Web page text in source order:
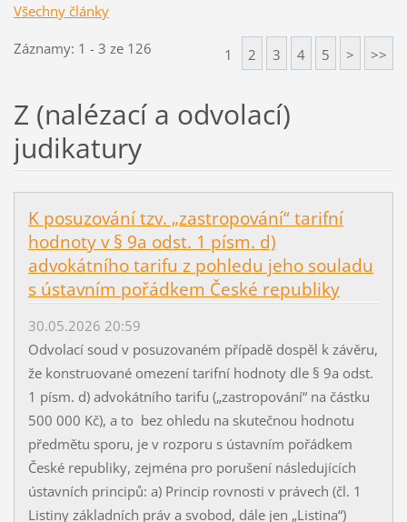
Všechny články
Záznamy: 1 - 3 ze 126 1 2 3 4 5 > >>
Z (nalézací a odvolací)
judikatury
K posuzování tzv. „zastropování“ tarifní
hodnoty v § 9a odst. 1 písm. d)
advokátního tarifu z pohledu jeho souladu
s ústavním pořádkem České republiky
30.05.2026 20:59
Odvolací soud v posuzovaném případě dospěl k závěru,
že konstruované omezení tarifní hodnoty dle § 9a odst.
1 písm. d) advokátního tarifu („zastropování“ na částku
500 000 Kč), a to bez ohledu na skutečnou hodnotu
předmětu sporu, je v rozporu s ústavním pořádkem
České republiky, zejména pro porušení následujících
ústavních principů: a) Princip rovnosti v právech (čl. 1
Listiny základních práv a svobod, dále jen „Listina“)